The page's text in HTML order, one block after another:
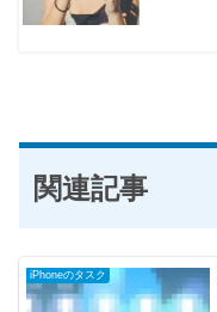
関連記事
iPhoneのタスク